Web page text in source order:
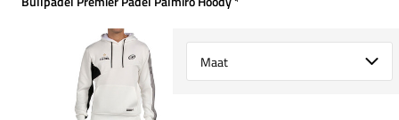
Select {option} for {name}